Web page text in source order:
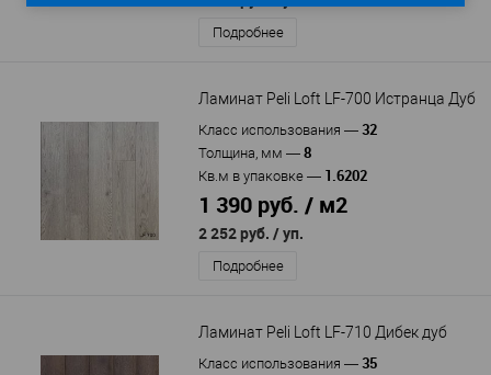
Подробнее
Ламинат Peli Loft LF-700 Истранца Дуб
Класс использования — 32
Толщина, мм — 8
Кв.м в упаковке — 1.6202
1 390 руб. / м2
2 252 руб. / уп.
Подробнее
Ламинат Peli Loft LF-710 Дибек дуб
Класс использования — 35